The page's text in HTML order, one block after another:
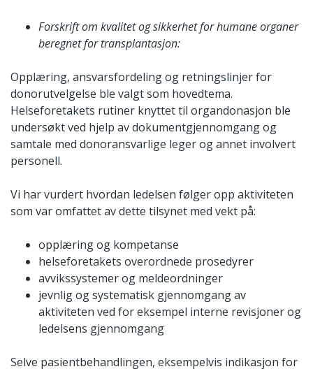
Forskrift om kvalitet og sikkerhet for humane organer
beregnet for transplantasjon:
Opplæring, ansvarsfordeling og retningslinjer for
donorutvelgelse ble valgt som hovedtema.
Helseforetakets rutiner knyttet til organdonasjon ble
undersøkt ved hjelp av dokumentgjennomgang og
samtale med donoransvarlige leger og annet involvert
personell.
Vi har vurdert hvordan ledelsen følger opp aktiviteten
som var omfattet av dette tilsynet med vekt på:
opplæring og kompetanse
helseforetakets overordnede prosedyrer
avvikssystemer og meldeordninger
jevnlig og systematisk gjennomgang av
aktiviteten ved for eksempel interne revisjoner og
ledelsens gjennomgang
Selve pasientbehandlingen, eksempelvis indikasjon for